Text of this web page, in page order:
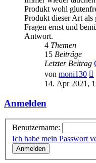
Produkt wohl
Produkt dieser Art
Fragen ernst und
Antwort.
4 Themen
15 Beiträge
Letzter Beitrag
von moni130
14. Apr 2021,
Anmelden
Benutzername:
Ich habe mein Passwort